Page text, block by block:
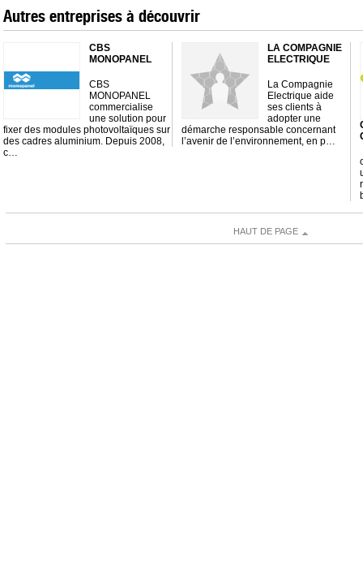
Autres entreprises à découvrir
CBS
MONOPANEL
CBS
MONOPANEL
commercialise
une solution pour
fixer des modules photovoltaïques sur
des cadres aluminium. Depuis 2008,
c…
LA COMPAGNIE
ELECTRIQUE
La Compagnie
Electrique aide
ses clients à
adopter une
démarche responsable concernant
l’avenir de l’environnement, en p…
HAUT DE PAGE